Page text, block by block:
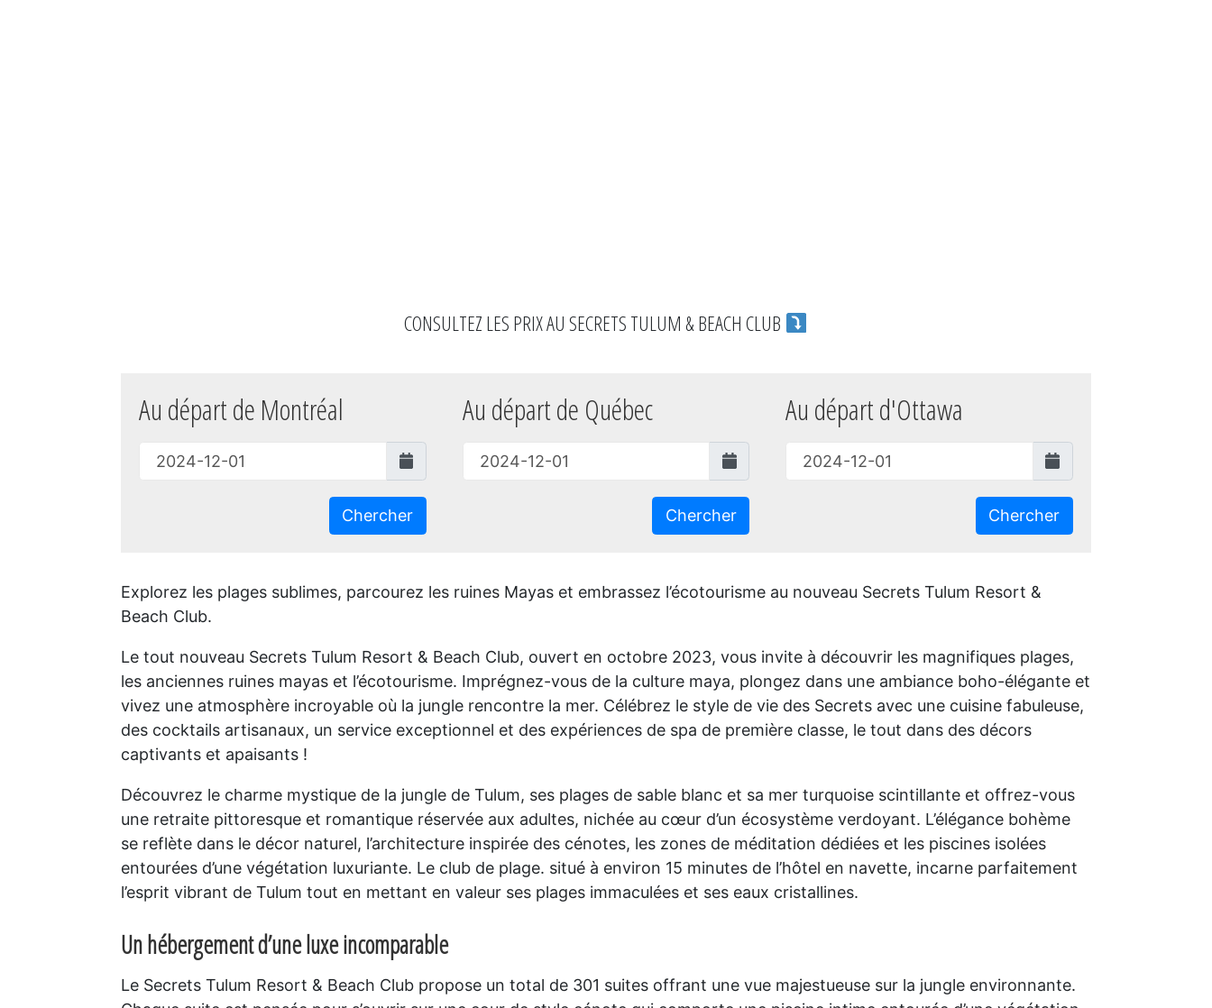
CONSULTEZ LES PRIX AU SECRETS TULUM & BEACH CLUB
Au départ de Montréal
Chercher
Au départ de Québec
Chercher
Au départ d'Ottawa
Chercher
Explorez les plages sublimes, parcourez les ruines Mayas et embrassez l’écotourisme au nouveau Secrets Tulum Resort &
Beach Club.
Le tout nouveau Secrets Tulum Resort & Beach Club, ouvert en octobre 2023, vous invite à découvrir les magnifiques plages,
les anciennes ruines mayas et l’écotourisme. Imprégnez-vous de la culture maya, plongez dans une ambiance boho-élégante et
vivez une atmosphère incroyable où la jungle rencontre la mer. Célébrez le style de vie des Secrets avec une cuisine fabuleuse,
des cocktails artisanaux, un service exceptionnel et des expériences de spa de première classe, le tout dans des décors
captivants et apaisants !
Découvrez le charme mystique de la jungle de Tulum, ses plages de sable blanc et sa mer turquoise scintillante et offrez-vous
une retraite pittoresque et romantique réservée aux adultes, nichée au cœur d’un écosystème verdoyant. L’élégance bohème
se reflète dans le décor naturel, l’architecture inspirée des cénotes, les zones de méditation dédiées et les piscines isolées
entourées d’une végétation luxuriante. Le club de plage. situé à environ 15 minutes de l’hôtel en navette, incarne parfaitement
l’esprit vibrant de Tulum tout en mettant en valeur ses plages immaculées et ses eaux cristallines.
Un hébergement d’une luxe incomparable
Le Secrets Tulum Resort & Beach Club propose un total de 301 suites offrant une vue majestueuse sur la jungle environnante.